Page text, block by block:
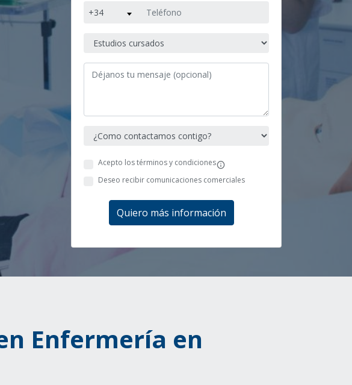
+34
Acepto los términos y condiciones
Deseo recibir comunicaciones comerciales
Enfermería en